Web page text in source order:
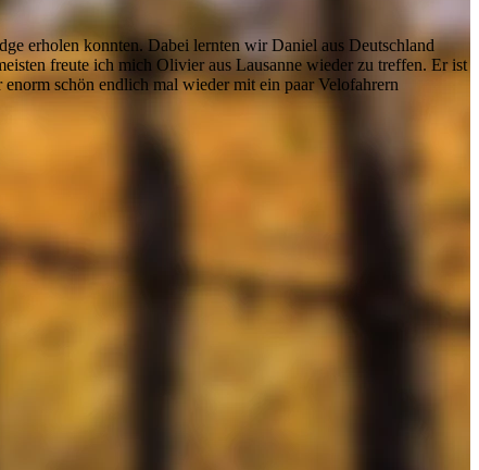
erholen konnten. Dabei lernten wir Daniel aus Deutschland
freute ich mich Olivier aus Lausanne wieder zu treffen. Er ist
schön endlich mal wieder mit ein paar Velofahrern